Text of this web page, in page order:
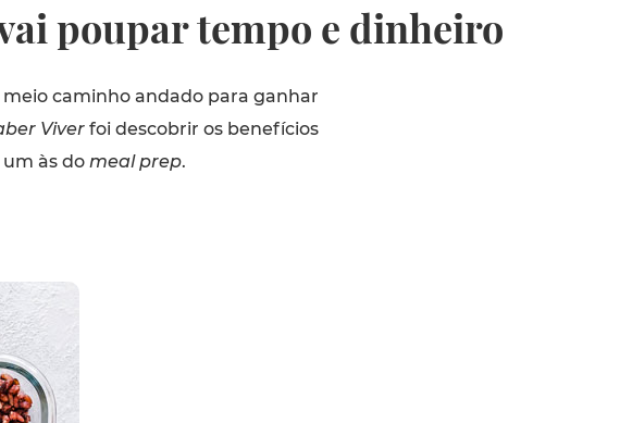
poupar tempo e dinheiro
caminho andado para ganhar
Viverfoi descobrir os benefícios
às do meal prep.